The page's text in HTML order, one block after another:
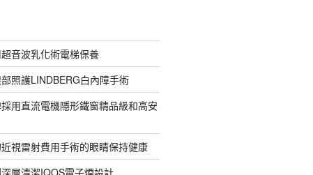
音波乳化術電梯保養
照護LINDBERG白內障手術
用直流電機隱形鐵窗精品級和高安
視雷射費用手術的眼睛保持健康